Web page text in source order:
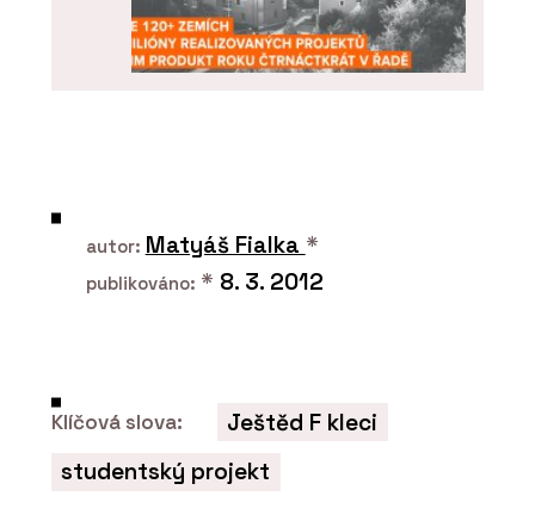
O FIRMĚ
autor: Matyáš Fialka *
publikováno: * 8. 3. 2012
Klíčová slova:
Ještěd F kleci
studentský projekt